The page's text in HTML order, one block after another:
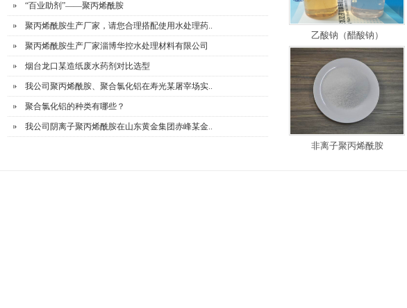
“百业助剂”——聚丙烯酰胺
聚丙烯酰胺生产厂家，请您合理搭配使用水处理药..
聚丙烯酰胺生产厂家淄博华控水处理材料有限公司
烟台龙口某造纸废水药剂对比选型
我公司聚丙烯酰胺、聚合氯化铝在寿光某屠宰场实..
聚合氯化铝的种类有哪些？
我公司阴离子聚丙烯酰胺在山东黄金集团赤峰某金..
乙酸钠（醋酸钠）
非离子聚丙烯酰胺